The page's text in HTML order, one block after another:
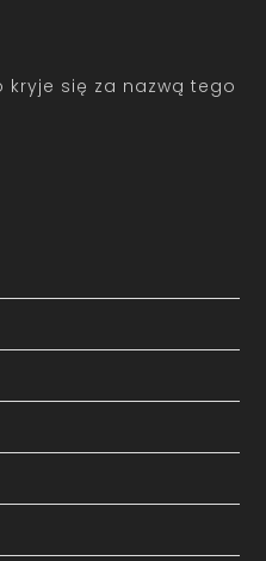
kryje się za nazwą tego